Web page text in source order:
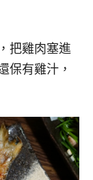
把雞肉塞進
保有雞汁，